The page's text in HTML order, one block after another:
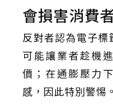
會損害消費
反對者認為電子標
可能讓業者趁機
價；在通膨壓力
感，因此特別警惕。